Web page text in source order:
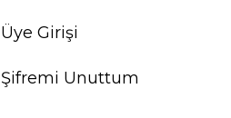
Üye Girişi
Şifremi Unuttum